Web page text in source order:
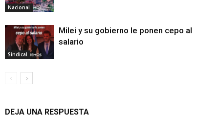
Nacional
Sindical
Milei y su gobierno le ponen cepo al
salario
DEJA UNA RESPUESTA